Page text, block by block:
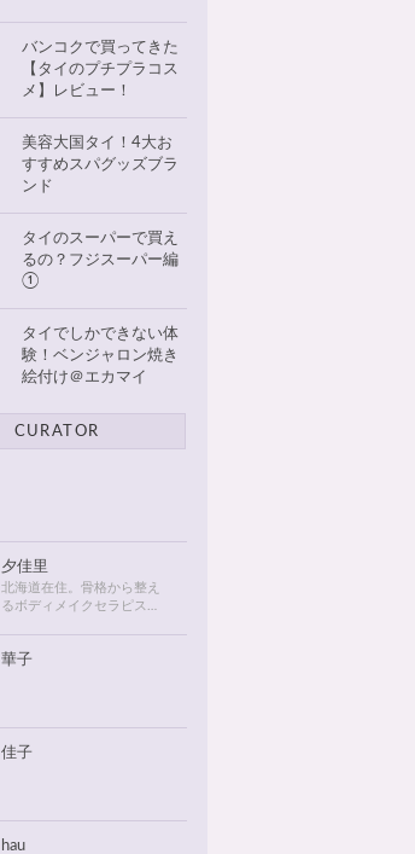
バンコクで買ってきた
【タイのプチプラコス
メ】レビュー！
美容大国タイ！4大お
すすめスパグッズブラ
ンド
タイのスーパーで買え
るの？フジスーパー編
①
タイでしかできない体
験！ベンジャロン焼き
絵付け＠エカマイ
CURATOR
夕佳里
北海道在住。骨格から整え
るボディメイクセラピスト
てから、タイが大好きにな
に関する情報などを発信し
ます！
華子
佳子
hau